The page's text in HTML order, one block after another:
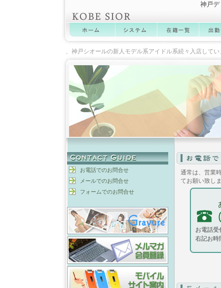
神戸
お電話でのお問合せ
メールでのお問合せ
フォームでのお問合せ
通常は、営業
てお願い致し
お電話受
右記お時